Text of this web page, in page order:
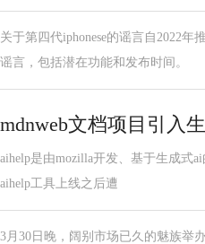
关于第四代iphonese的谣言自2022
谣言，包括潜在功能和发布时间。
mdnweb文档项目引入
aihelp是由mozilla开发、基于生成式
aihelp工具上线之后遭
3月30日晚，阔别市场已久的魅族举